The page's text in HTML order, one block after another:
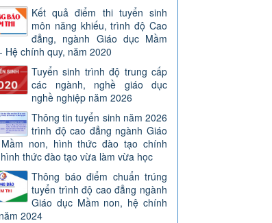
Kết quả điểm thi tuyển sinh
môn năng khiếu, trình độ Cao
đẳng, ngành Giáo dục Mầm
Hệ chính quy, năm 2020
Tuyển sinh trình độ trung cấp
các ngành, nghề giáo dục
nghề nghiệp năm 2026
Thông tin tuyển sinh năm 2026
trình độ cao đẳng ngành Giáo
non, hình thức đào tạo chính
thức đào tạo vừa làm vừa học
Thông báo điểm chuẩn trúng
tuyển trình độ cao đẳng ngành
Giáo dục Mầm non, hệ chính
2024